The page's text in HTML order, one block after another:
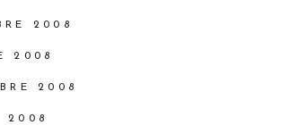
2008
2008
2008
2008